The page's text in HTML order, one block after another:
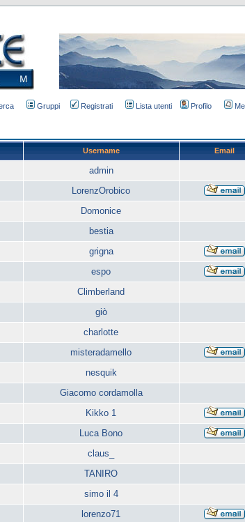
Gruppi Registrati Lista utenti Profilo
Username Email
admin
LorenzOrobico
Domonice
bestia
grigna
espo
Climberland
giò
charlotte
misteradamello
nesquik
Giacomo cordamolla
Kikko 1
Luca Bono
claus_
TANIRO
simo il 4
lorenzo71